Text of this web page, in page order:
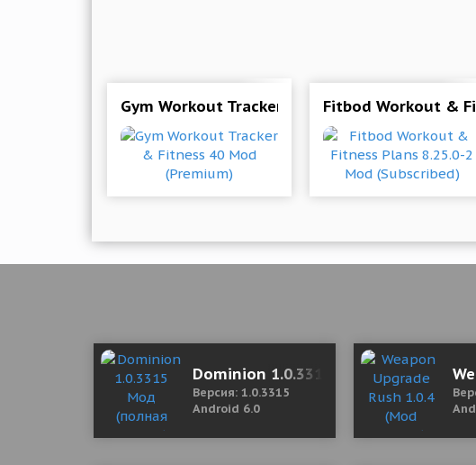
Gym Workout Tracker & Fitness 40 Mod
Fitbod Workout &
Dominion 1.0.3315 Мод (полная
Версия: 1.0.3315
Android 6.0